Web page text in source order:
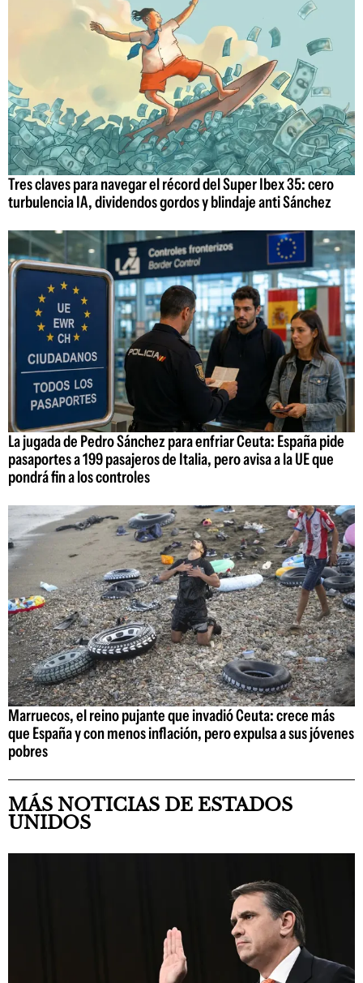
Tres claves para navegar el récord del Super Ibex 35: cero
turbulencia IA, dividendos gordos y blindaje anti Sánchez
La jugada de Pedro Sánchez para enfriar Ceuta: España pide
pasaportes a 199 pasajeros de Italia, pero avisa a la UE que
pondrá fin a los controles
Marruecos, el reino pujante que invadió Ceuta: crece más
que España y con menos inflación, pero expulsa a sus jóvenes
pobres
MÁS NOTICIAS DE ESTADOS
UNIDOS